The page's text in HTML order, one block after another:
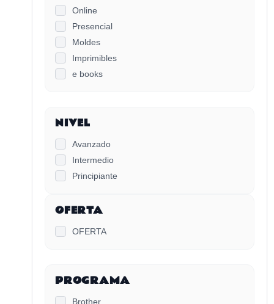
Online
Presencial
Moldes
Imprimibles
e books
NIVEL
Avanzado
Intermedio
Principiante
OFERTA
OFERTA
PROGRAMA
Brother